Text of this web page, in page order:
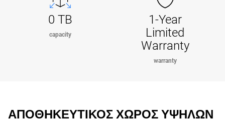
0 TB
capacity
1-Year
Limited
Warranty
warranty
ΑΠΟΘΗΚΕΥΤΙΚΟΣ ΧΩΡΟΣ ΥΨΗΛΩΝ